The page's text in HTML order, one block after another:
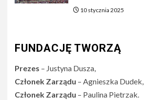
10 stycznia 2025
FUNDACJĘ TWORZĄ
Prezes – Justyna Dusza,
Członek Zarządu – Agnieszka Dudek,
Członek Zarządu – Paulina Pietrzak.